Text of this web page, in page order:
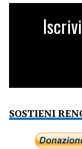
SOSTIENI